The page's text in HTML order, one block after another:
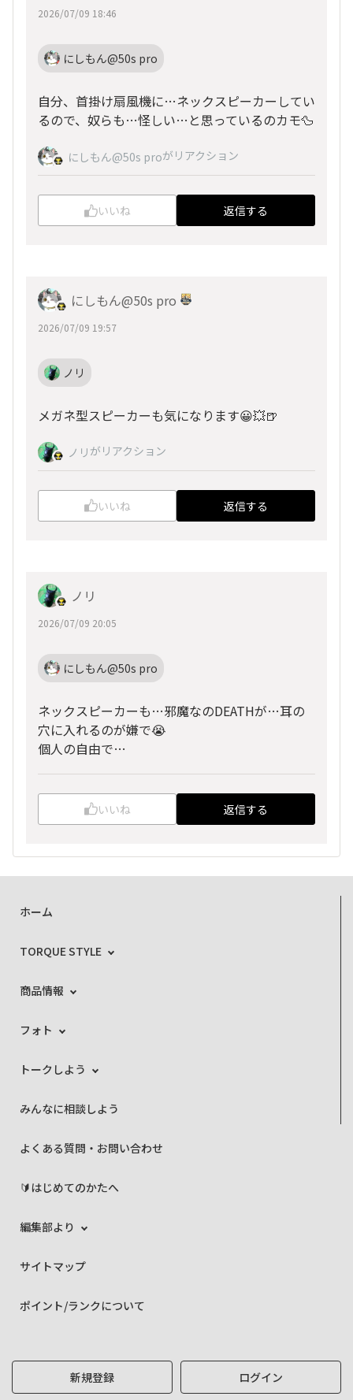
2026/07/09 18:46
にしもん@50s pro
自分、首掛け扇風機に…ネックスピーカーしてい
るので、奴らも…怪しい…と思っているのカモ🦆
にしもん@50s proがリアクション
いいね 返信する
にしもん@50s pro
2026/07/09 19:57
ノリ
メガネ型スピーカーも気になります😀💥🍺
ノリ がリアクション
いいね 返信する
ノリ
2026/07/09 20:05
にしもん@50s pro
ネックスピーカーも…邪魔なのDEATHが…耳の
穴に入れるのが嫌で😭
個人の自由で…
いいね 返信する
ホーム
TORQUE STYLE
商品情報
フォト
トークしよう
みんなに相談しよう
よくある質問・お問い合わせ
🔰はじめてのかたへ
編集部より
サイトマップ
ポイント/ランクについて
新規登録 ログイン